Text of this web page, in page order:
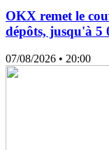
OKX remet le
dépôts, jusqu'à 5
07/08/2026 • 20:00